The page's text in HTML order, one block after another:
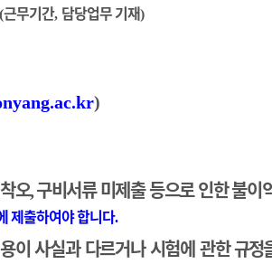
(근무기간, 담당업무 기재)
)
오,구비서류 미제출 등으로 인한불이
제출하여야 합니다.
이 사실과 다르거나 시험에 관한규정